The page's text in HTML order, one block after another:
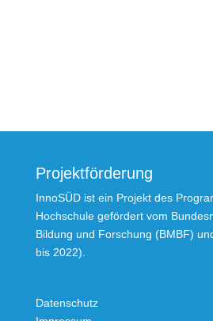
Projektförderung
InnoSÜD ist ein Projekt des
Hochschule gefördert vom
Bildung und Forschung (BMBF)
bis 2022).
Datenschutz